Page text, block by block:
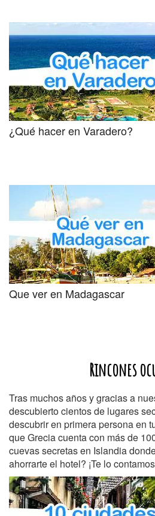
¿Qué hacer en Varadero?
Que ver en Madagascar
Rincones
Tras muchos años y gracias a
descubierto cientos de lugares
descubrir en primera persona en
que Grecia cuenta con más de
cuevas secretas en Islandia
ahorrarte el hotel? ¡Te lo